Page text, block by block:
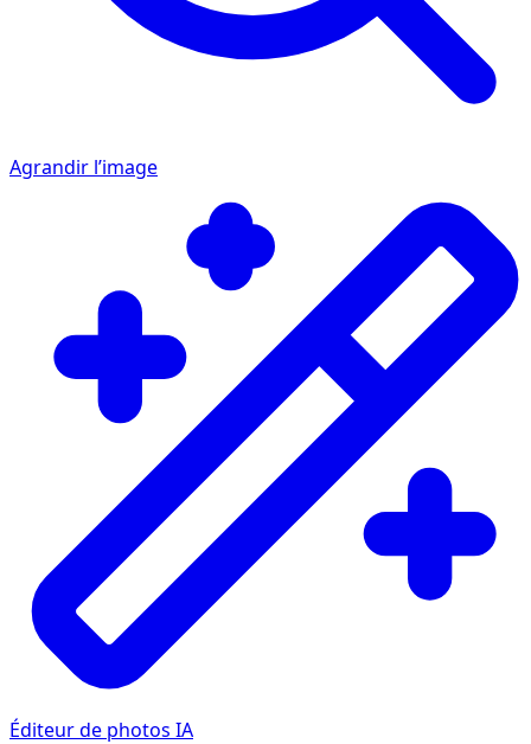
Agrandir l’image
Éditeur de photos IA